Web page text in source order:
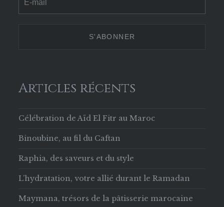
Chérifienne-
629853133756169
TwitterInstagram
Pinterest
Articles récents
Célébration de Aïd El Fitr au Maroc
Binoubine, au fil du Caftan
Raphia, des saveurs et du style
L’hydratation, votre allié durant le Ramadan
Maymana, trésors de la pâtisserie marocaine